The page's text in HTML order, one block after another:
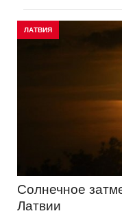
ЛАТВИЯ
Солнечное
Латвии